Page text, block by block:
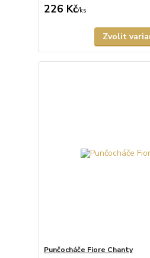
226 Kč/ks
Zvolit
Punčocháče Fiore Chanty